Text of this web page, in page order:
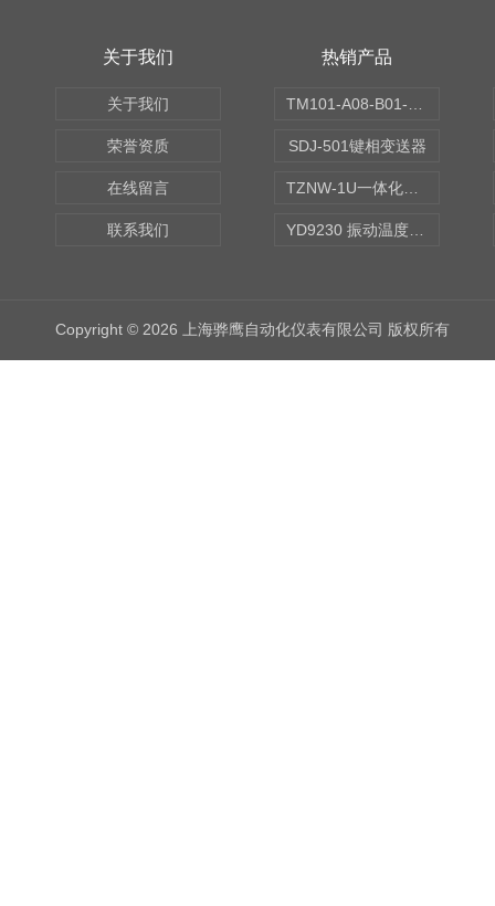
关于我们
关于我们
荣誉资质
在线留言
联系我们
热销产品
SDJ-501键相变送器
Copyright © 2026 上海骅鹰自动化仪表有限公司 版权所有